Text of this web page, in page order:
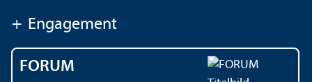
+ Engagement
FORUM